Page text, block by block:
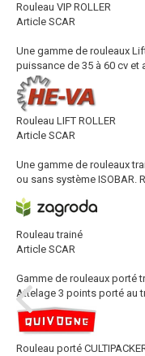
Rouleau VIP ROLLER
Article SCAR
Une gamme de rouleaux
puissance de 35 à 60 cv et
Rouleau LIFT ROLLER
Article SCAR
Une gamme de rouleaux
ou sans système ISOBAR.
Rouleau trainé
Article SCAR
Gamme de rouleaux porté
Attelage 3 points porté au
Rouleau porté